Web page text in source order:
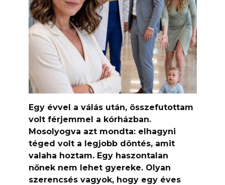
Egy évvel a válás után, összefutottam
volt férjemmel a kórházban.
Mosolyogva azt mondta: elhagyni
téged volt a legjobb döntés, amit
valaha hoztam. Egy haszontalan
nőnek nem lehet gyereke. Olyan
szerencsés vagyok, hogy egy éves